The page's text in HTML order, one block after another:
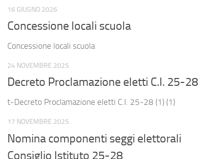
16 GIUGNO 2026
Concessione locali scuola
Concessione locali scuola
24 NOVEMBRE 2025
Decreto Proclamazione eletti C.I. 25-28
t-Decreto Proclamazione eletti C.I. 25-28 (1) (1)
17 NOVEMBRE 2025
Nomina componenti seggi elettorali
Consiglio Istituto 25-28